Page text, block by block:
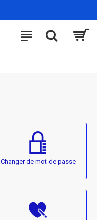
Changer de mot de passe